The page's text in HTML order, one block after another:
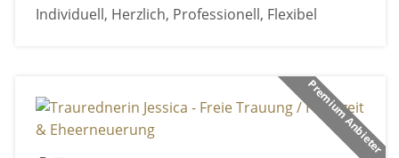
Individuell, Herzlich, Professionell, Flexibel
Premium Anbieter